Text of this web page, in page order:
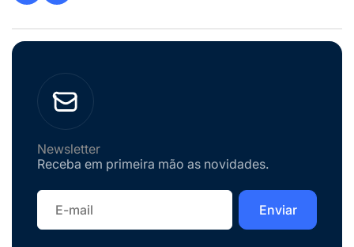
Newsletter
Receba em primeira mão as novidades.